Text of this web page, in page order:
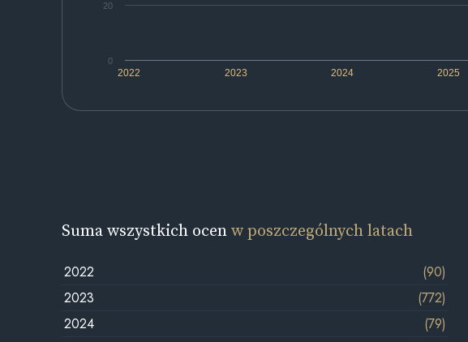
2022 2023 2024 2025
0
20
Suma wszystkich ocenw poszczególnych latach
2022
(90)
2023
(772)
2024
(79)